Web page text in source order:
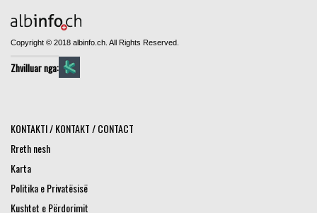
Copyright © 2018 albinfo.ch. All Rights Reserved.
Zhvilluar nga:
KONTAKTI / KONTAKT / CONTACT
Rreth nesh
Karta
Politika e Privatësisë
Kushtet e Përdorimit